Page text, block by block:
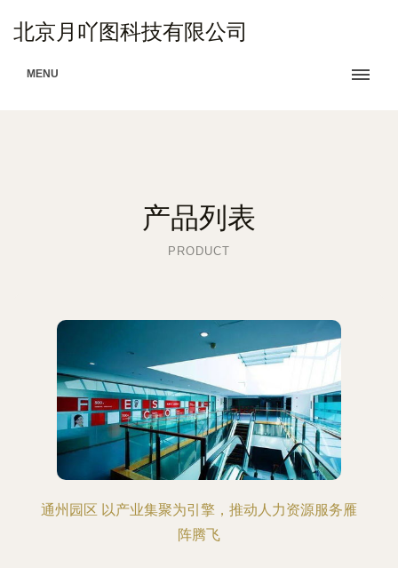
北京月吖图科技有限公司
MENU
产品列表
PRODUCT
通州园区 以产业集聚为引擎，推动人力资源服务雁
阵腾飞